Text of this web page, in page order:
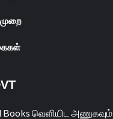
Books வெளியிட அணுகவும்